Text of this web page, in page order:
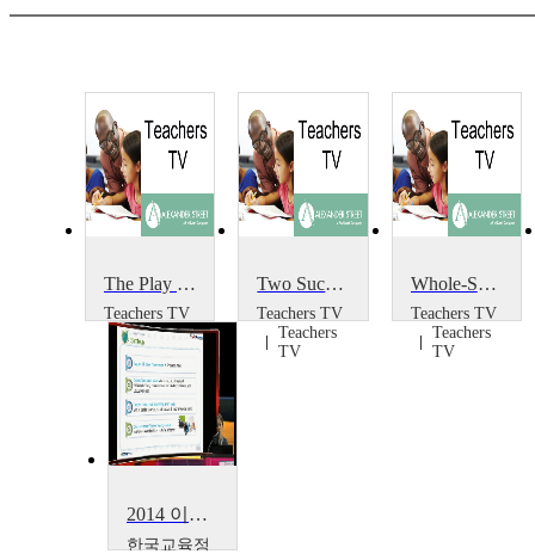
The Play Project
Teachers TV
Teachers
TV
Two Successful Projects
Teachers TV
Teachers
TV
Whole-School Portrait Project
Teachers TV
Teachers
TV
2014 이러닝 국제 콘퍼런스 : What is the Lessons from Education Support Project~
한국교육정